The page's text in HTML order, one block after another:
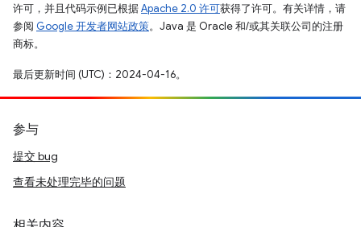
许可，并且代码示例已根据Apache 2.0 许可获得了许可。有关详情，请
参阅 Google 开发者网站政策。Java 是 Oracle 和/或其关联公司的注册
商标。
最后更新时间 (UTC)：2024-04-16。
参与
提交 bug
查看未处理完毕的问题